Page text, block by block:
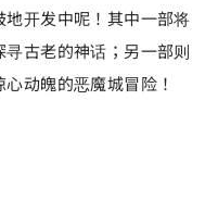
开发中呢！其中一部将
古老的神话；另一部则
动魄的恶魔城冒险！